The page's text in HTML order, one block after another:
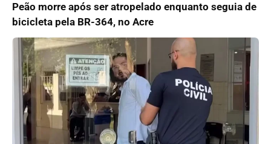
Peão morre após ser atropelado enquanto seguia de
bicicleta pela BR-364, no Acre